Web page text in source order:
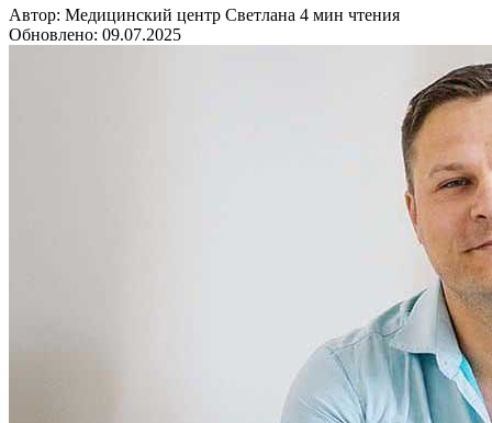
Автор: Медицинский центр Светлана 4 мин чтения
Обновлено: 09.07.2025